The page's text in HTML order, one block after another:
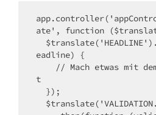
ate', function
eadline) {
t